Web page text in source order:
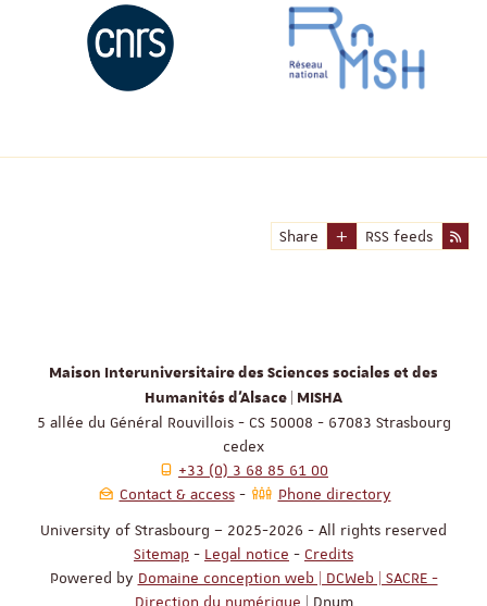
Share RSS feeds
Maison Interuniversitaire des Sciences sociales et des
Humanités d'Alsace | MISHA
5 allée du Général Rouvillois - CS 50008 - 67083 Strasbourg
cedex
+33 (0) 3 68 85 61 00
Contact & access
Phone directory
University of Strasbourg – 2025-2026 - All rights reserved
Sitemap - Legal notice - Credits
Powered by Domaine conception web | DCWeb | SACRE -
Direction du numérique | Dnum